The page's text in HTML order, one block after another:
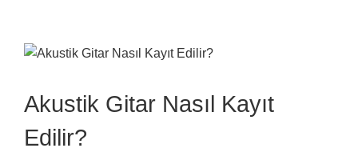
View
Image
Akustik Gitar Nasıl Kayıt
Edilir?